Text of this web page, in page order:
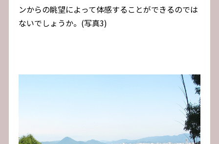
ンからの眺望によって体感することができるのでは
ないでしょうか。(写真3)